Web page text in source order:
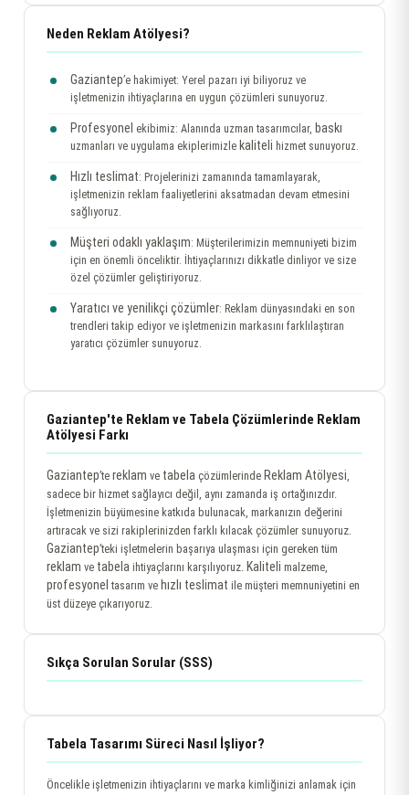
Neden Reklam Atölyesi?
Gaziantep’e hakimiyet: Yerel pazarı iyi biliyoruz ve
işletmenizin ihtiyaçlarına en uygun çözümleri sunuyoruz.
Profesyonel ekibimiz: Alanında uzman tasarımcılar, baskı
uzmanları ve uygulama ekiplerimizle kaliteli hizmet sunuyoruz.
Hızlı teslimat: Projelerinizi zamanında tamamlayarak,
işletmenizin reklam faaliyetlerini aksatmadan devam etmesini
sağlıyoruz.
Müşteri odaklı yaklaşım: Müşterilerimizin memnuniyeti bizim
için en önemli önceliktir. İhtiyaçlarınızı dikkatle dinliyor ve size
özel çözümler geliştiriyoruz.
Yaratıcı ve yenilikçi çözümler: Reklam dünyasındaki en son
trendleri takip ediyor ve işletmenizin markasını farklılaştıran
yaratıcı çözümler sunuyoruz.
Gaziantep'te Reklam ve Tabela Çözümlerinde Reklam
Atölyesi Farkı
Gaziantep’te reklam ve tabela çözümlerinde Reklam Atölyesi,
sadece bir hizmet sağlayıcı değil, aynı zamanda iş ortağınızdır.
İşletmenizin büyümesine katkıda bulunacak, markanızın değerini
artıracak ve sizi rakiplerinizden farklı kılacak çözümler sunuyoruz.
Gaziantep’teki işletmelerin başarıya ulaşması için gereken tüm
reklam ve tabela ihtiyaçlarını karşılıyoruz. Kaliteli malzeme,
profesyonel tasarım ve hızlı teslimat ile müşteri memnuniyetini en
üst düzeye çıkarıyoruz.
Sıkça Sorulan Sorular (SSS)
Tabela Tasarımı Süreci Nasıl İşliyor?
Öncelikle işletmenizin ihtiyaçlarını ve marka kimliğinizi anlamak için